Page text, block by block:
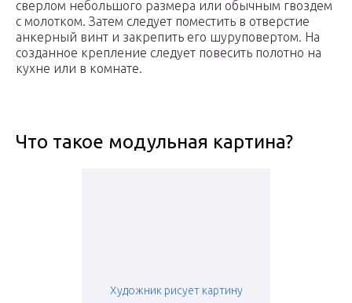
сверлом небольшого размера или обычным гвоздем
с молотком. Затем следует поместить в отверстие
анкерный винт и закрепить его шуруповертом. На
созданное крепление следует повесить полотно на
кухне или в комнате.
Что такое модульная картина?
Художник рисует картину